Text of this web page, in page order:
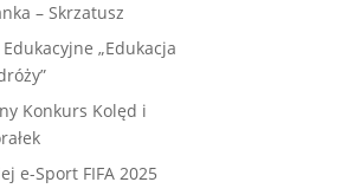
– Skrzatusz
„Edukacja
Konkurs Kolęd i
e-Sport FIFA 2025